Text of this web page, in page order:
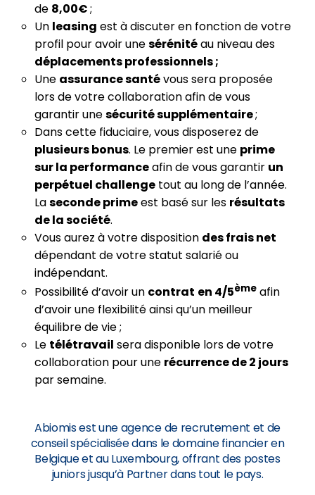
de 8,00€;
Un leasing est à discuter en fonction de votre
profil pour avoir unesérénitéau niveau des
déplacements professionnels ;
Une assurance santévous sera proposée
lors de votre collaboration afin de vous
garantir unesécurité supplémentaire;
Dans cette fiduciaire, vous disposerez de
plusieurs bonus. Le premier est une prime
sur la performanceafin de vous garantir un
perpétuel challengetout au long de l’année.
Laseconde primeest basé sur les résultats
de la société.
Vous aurez à votre disposition des frais net
dépendant de votre statut salarié ou
indépendant.
Possibilité d’avoir un contrat en 4/5èmeafin
d’avoir une flexibilité ainsi qu’un meilleur
équilibre de vie ;
Le télétravail sera disponible lors de votre
collaboration pour une récurrence de 2 jours
par semaine.
Abiomis est une agence de recrutement et de
conseil spécialisée dans le domaine financier en
Belgique et au Luxembourg, offrant des postes
juniors jusqu’à Partner dans tout le pays.